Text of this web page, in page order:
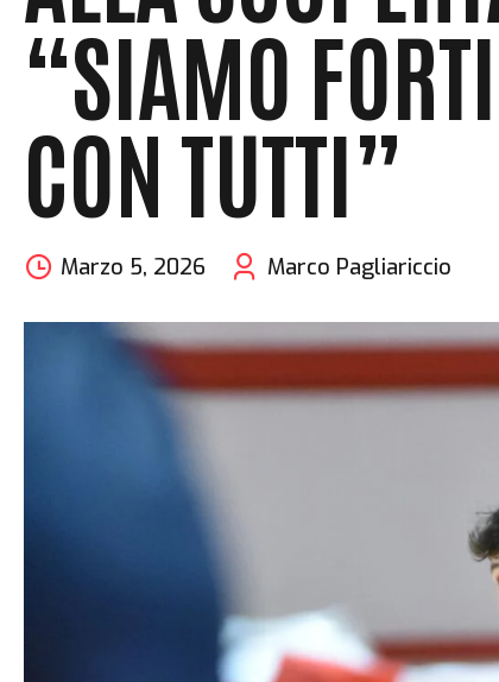
“SIAMO
CON TUTTI”
Marzo 5, 2026 Marco Pagliariccio